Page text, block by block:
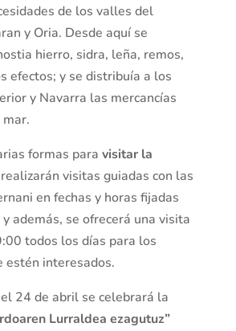
de los valles del
y Oria. Desde aquí se
hierro, sidra, leña, remos,
efectos; y se distribuía a los
y Navarra las mercancías
formas para visitar la
visitas guiadas con las
en fechas y horas fijadas
además, se ofrecerá una visita
todos los días para los
estén interesados.
24 de abril se celebrará la
Lurraldea ezagutuz”